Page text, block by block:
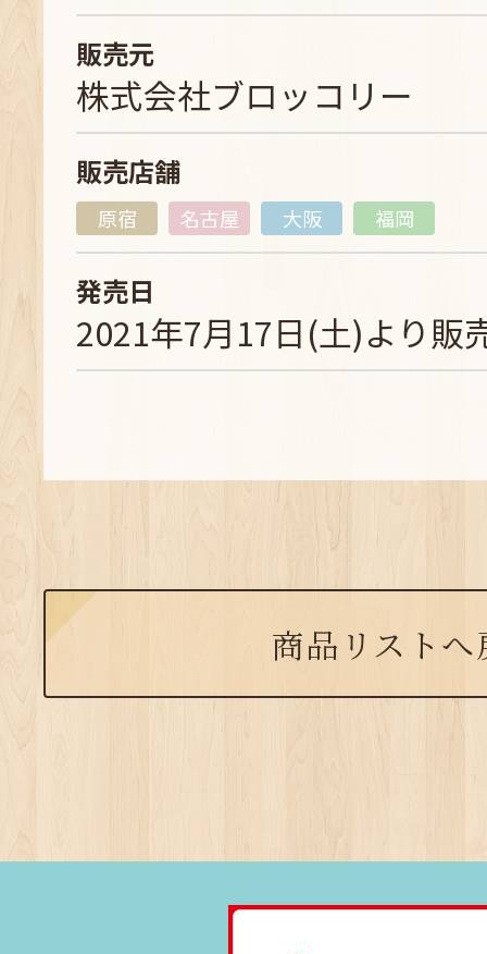
販売元
株式会社ブロッコリー
販売店舗
原宿 名古屋 大阪 福岡
発売日
2021年7月17日(土)より販
商品リストへ